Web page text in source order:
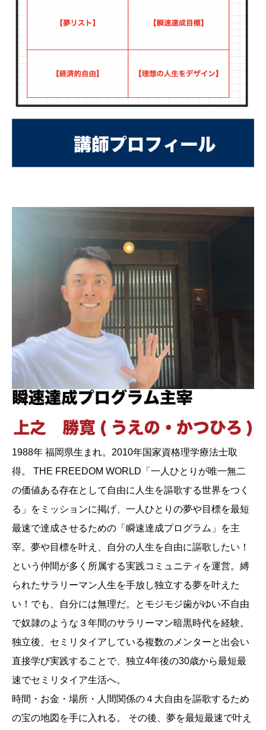
1988年 福岡県生まれ。2010年国家資格理学療法士取
得。 THE FREEDOM WORLD「一人ひとりが唯一無二
の価値ある存在として自由に人生を謳歌する世界をつく
る」をミッションに掲げ、一人ひとりの夢や目標を最短
最速で達成させるための「瞬速達成プログラム」を主
宰。夢や目標を叶え、自分の人生を自由に謳歌したい！
という仲間が多く所属する実践コミュニティを運営。縛
られたサラリーマン人生を手放し独立する夢を叶えた
い！でも、自分には無理だ。とモジモジ歯がゆい不自由
で奴隷のような３年間のサラリーマン暗黒時代を経験。
独立後、セミリタイアしている複数のメンターと出会い
直接学び実践することで、独立4年後の30歳から最短最
速でセミリタイア生活へ。
時間・お金・場所・人間関係の４大自由を謳歌するため
の宝の地図を手に入れる。 その後、夢を最短最速で叶え